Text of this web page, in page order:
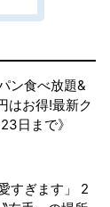
ン食べ放題&
はお得!最新ク
日まで》
すぎます」 2